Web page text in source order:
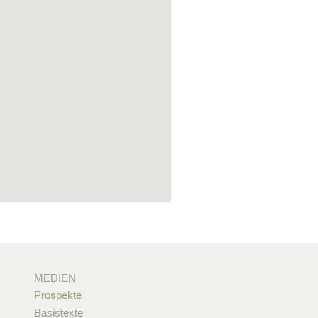
MEDIEN
Prospekte
Basistexte